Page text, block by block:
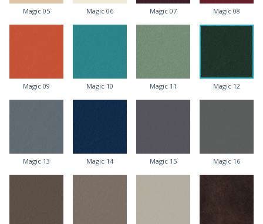
Magic 05 Magic 06 Magic 07 Magic 08
Magic 09 Magic 10 Magic 11 Magic 12
Magic 13 Magic 14 Magic 15 Magic 16